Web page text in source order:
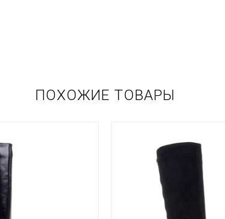
ПОХОЖИЕ ТОВАРЫ